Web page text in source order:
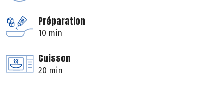
Préparation
10 min
Cuisson
20 min